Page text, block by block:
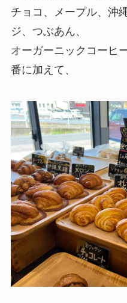
チョコ、メープル、沖
ジ、つぶあん、
オーガーニックコーヒ
番に加えて、